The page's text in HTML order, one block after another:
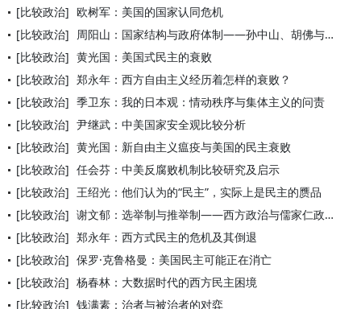
[比较政治] 欧树军：美国的国家认同危机
[比较政治] 周阳山：国家结构与政府体制——孙中山、胡佛与福山观点的比较分
[比较政治] 黄光国：美国式民主的衰败
[比较政治] 郑永年：西方自由主义经历着怎样的衰败？
[比较政治] 季卫东：我的日本观：情动秩序与集体主义的问责
[比较政治] 尹继武：中美国家安全观比较分析
[比较政治] 黄光国：新自由主义瘟疫与美国的民主衰败
[比较政治] 任会芬：中美反腐败机制比较研究及启示
[比较政治] 王绍光：他们认为的“民主”，实际上是民主的赝品
[比较政治] 谢文郁：选举制与推举制——西方政治与儒家仁政政治领袖产生机制
[比较政治] 郑永年：西方式民主的危机及其倒退
[比较政治] 保罗·克鲁格曼：美国民主可能正在消亡
[比较政治] 杨春林：大数据时代的西方民主困境
[比较政治] 钱满素：治者与被治者的对弈